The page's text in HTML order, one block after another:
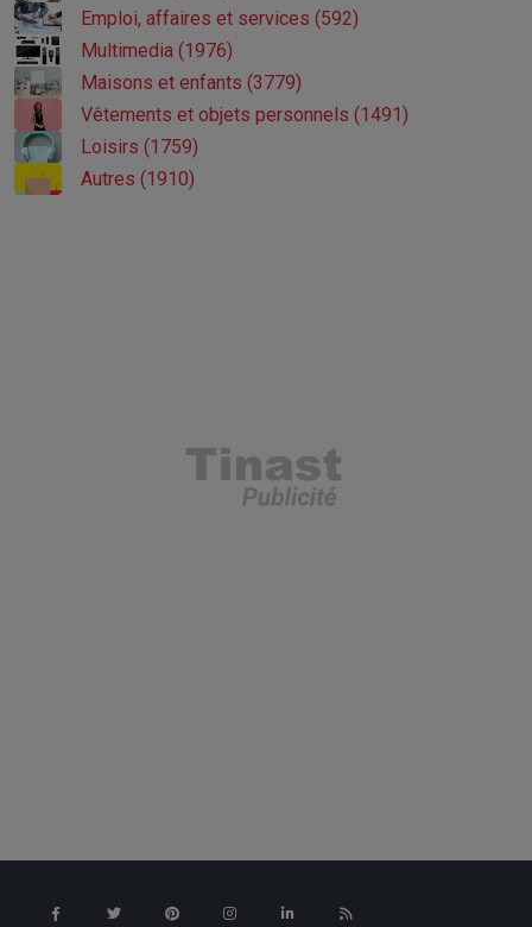
Emploi, affaires et services (592)
Multimedia (1976)
Maisons et enfants (3779)
Vêtements et objets personnels (1491)
Loisirs (1759)
Autres (1910)